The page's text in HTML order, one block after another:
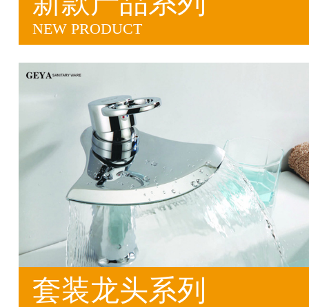
NEW PRODUCT
套装龙头系列